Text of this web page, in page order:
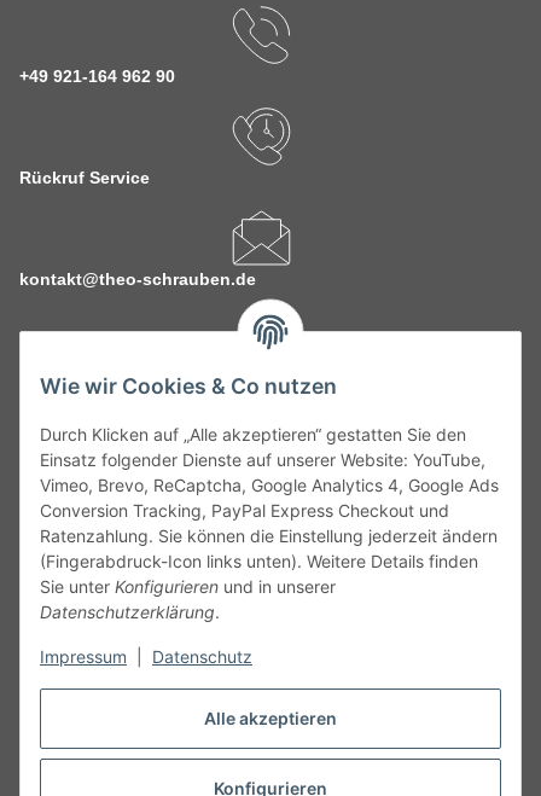
Alle akzeptieren
Konfigurieren
Wie wir Cookies & Co nutzen
Durch Klicken auf „Alle akzeptieren“ gestatten Sie den
Einsatz folgender Dienste auf unserer Website: YouTube,
Vimeo, Brevo, ReCaptcha, Google Analytics 4, Google Ads
Conversion Tracking, PayPal Express Checkout und
Ratenzahlung. Sie können die Einstellung jederzeit ändern
(Fingerabdruck-Icon links unten). Weitere Details finden
Sie unter Konfigurieren und in unserer
Datenschutzerklärung.
Impressum Datenschutz
+49 921-164 962 90
Rückruf Service
kontakt@theo-schrauben.de
Service
Gesetzliche Informationen
Alle technischen Angaben ohne Gewähr. Irrtümer und fehlerhafte
Angaben vorbehalten. Wenn Sie Datenblätter oder spezielle
unseren Kundenservice. Abbildungen der Artikel können
Vertrag widerrufen